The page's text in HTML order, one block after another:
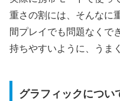
重さの割には、そんなに
間プレイでも問題なくで
持ちやすいように、うま
グラフィックについ